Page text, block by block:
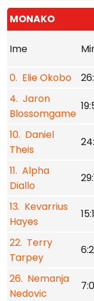
MONAKO
Ime
0. Elie Okobo
4. Jaron
Blossomgame
10. Daniel
Theis
11. Alpha
Diallo
13. Kevarrius
Hayes
22. Terry
Tarpey
26. Nemanja
Nedovic